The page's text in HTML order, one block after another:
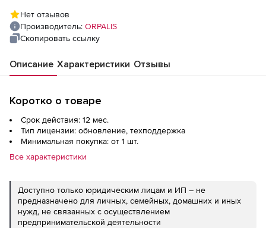
Нет отзывов
Производитель: ORPALIS
Скопировать ссылку
Описание Характеристики Отзывы
Коротко о товаре
Срок действия: 12 мес.
Тип лицензии: обновление, техподдержка
Минимальная покупка: от 1 шт.
Все характеристики
Доступно только юридическим лицам и ИП – не
предназначено для личных, семейных, домашних и иных
нужд, не связанных с осуществлением
предпринимательской деятельности